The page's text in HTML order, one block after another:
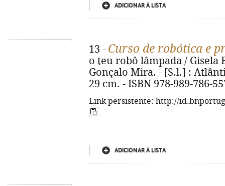
ADICIONAR À LISTA
13 - Curso de robótica e
o teu robô lâmpada / Gisela
Gonçalo Mira. - [S.l.] :
29 cm. - ISBN 978-989-786-
Link persistente: http://
ADICIONAR À LISTA